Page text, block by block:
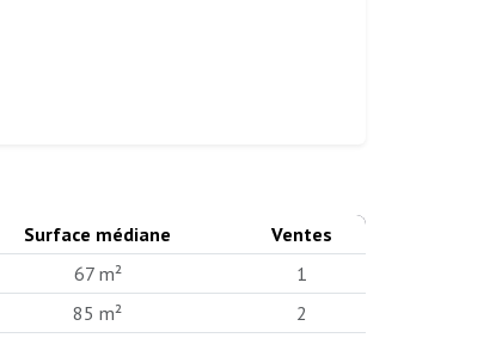
Surface médiane
Ventes
67 m²
1
85 m²
2